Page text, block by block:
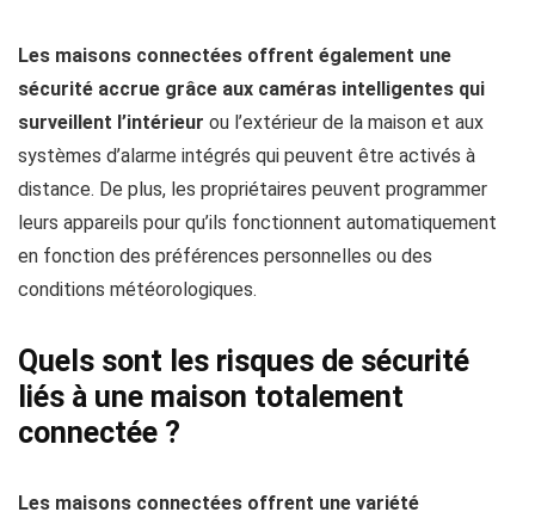
Les maisons connectées offrent également une
sécurité accrue grâce aux caméras intelligentes qui
surveillent l’intérieur ou l’extérieur de la maison et aux
systèmes d’alarme intégrés qui peuvent être activés à
distance. De plus, les propriétaires peuvent programmer
leurs appareils pour qu’ils fonctionnent automatiquement
en fonction des préférences personnelles ou des
conditions météorologiques.
Quels sont les risques de sécurité
liés à une maison totalement
connectée ?
Les maisons connectées offrent une variété